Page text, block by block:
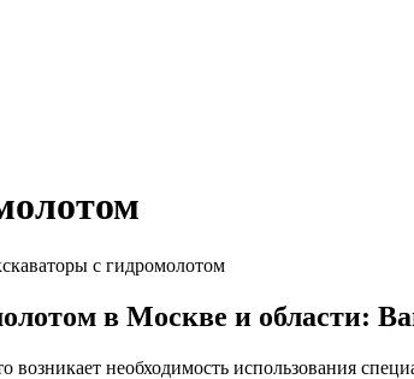
с гидромолотом
в Москве и области:
возникает необходимость использования